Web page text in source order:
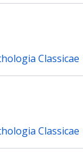
Classicae
Classicae